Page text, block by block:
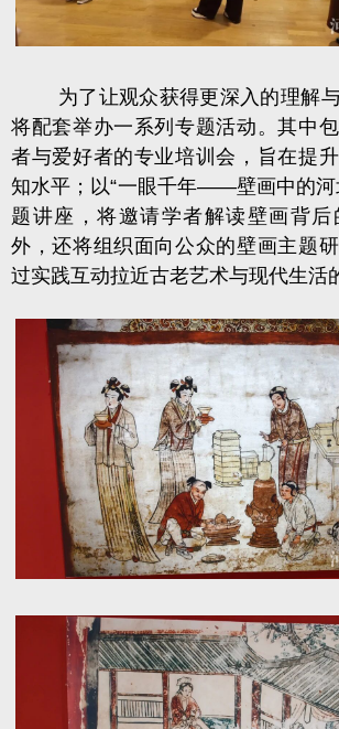
为了让观众获得更深入的理解与
将配套举办一系列专题活动。其中
者与爱好者的专业培训会，旨在提
知水平；以“一眼千年——壁画中的河
题讲座，将邀请学者解读壁画背
外，还将组织面向公众的壁画主题
过实践互动拉近古老艺术与现代生活